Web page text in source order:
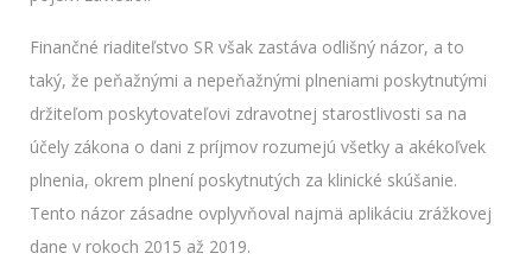
Finančné riaditeľstvo SR však zastáva odlišný názor, a to
taký, že peňažnými a nepeňažnými plneniami poskytnutými
držiteľom poskytovateľovi zdravotnej starostlivosti sa na
účely zákona o dani z príjmov rozumejú všetky a akékoľvek
plnenia, okrem plnení poskytnutých za klinické skúšanie.
Tento názor zásadne ovplyvňoval najmä aplikáciu zrážkovej
dane v rokoch 2015 až 2019.